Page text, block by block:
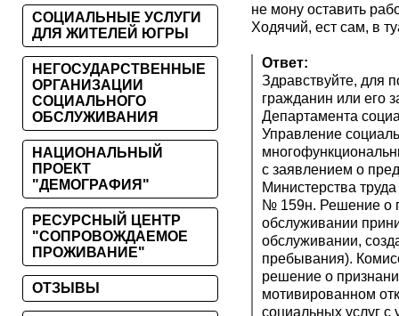
не мону оставить
Ходячий, ест сам, в
Ответ:
Здравствуйте, для
гражданин или его
Департамента
Управление
с заявлением о
Министерства
№ 159н. Решение о
обслуживании
обслуживании,
пребывания).
решение о
мотивированном
социальных услуг
СОЦИАЛЬНЫЕ УСЛУГИ
ДЛЯ ЖИТЕЛЕЙ ЮГРЫ
НЕГОСУДАРСТВЕННЫЕ
ОРГАНИЗАЦИИ
СОЦИАЛЬНОГО
ОБСЛУЖИВАНИЯ
НАЦИОНАЛЬНЫЙ
ПРОЕКТ
"ДЕМОГРАФИЯ"
РЕСУРСНЫЙ ЦЕНТР
"СОПРОВОЖДАЕМОЕ
ПРОЖИВАНИЕ"
ОТЗЫВЫ